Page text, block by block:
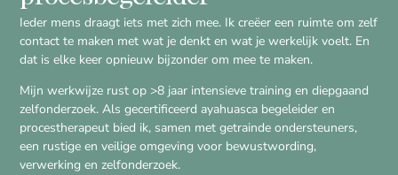
Ieder mens draagt iets met zich mee. Ik creëer een ruimte om zelf
contact te maken met wat je denkt en wat je werkelijk voelt. En
dat is elke keer opnieuw bijzonder om mee te maken.
Mijn werkwijze rust op >8 jaar intensieve training en diepgaand
zelfonderzoek. Als gecertificeerd ayahuasca begeleider en
procestherapeut bied ik, samen met getrainde ondersteuners,
een rustige en veilige omgeving voor bewustwording,
verwerking en zelfonderzoek.